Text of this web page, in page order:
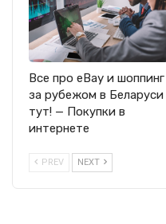
Все про eBay и шоппинг
за рубежом в Беларуси
тут! — Покупки в
интернете
PREV NEXT